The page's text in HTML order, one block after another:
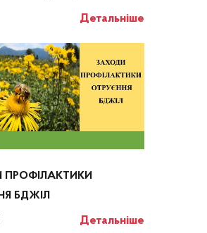
Детальніше
ПРОФІЛАКТИКИ
БДЖІЛ
Детальніше